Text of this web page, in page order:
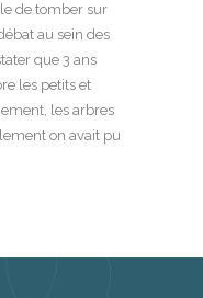
de tomber sur
au sein des
que 3 ans
les petits et
les arbres
on avait pu